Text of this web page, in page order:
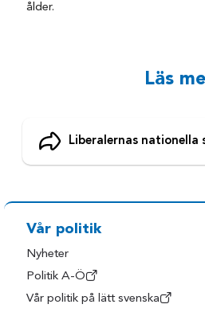
ålder.
Läs
Liberalernas nationella
Vår politik
Nyheter
Politik A-Ö
Vår politik på lätt svenska